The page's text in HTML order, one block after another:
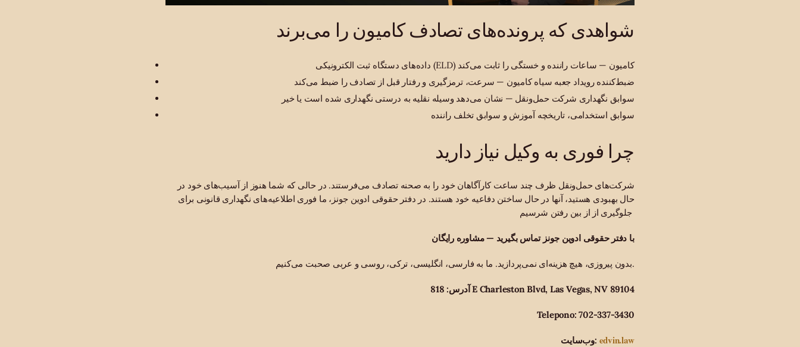
شواهدی که پرونده‌های تصادف کامیون را می‌برند
داده‌های دستگاه ثبت الکترونیکی (ELD) کامیون — ساعات راننده و خستگی را ثابت می‌کند
ضبط‌کننده رویداد جعبه سیاه کامیون — سرعت، ترمزگیری و رفتار قبل از تصادف را ضبط می‌کند
سوابق نگهداری شرکت حمل‌ونقل — نشان می‌دهد وسیله نقلیه به درستی نگهداری شده است یا خیر
سوابق استخدامی، تاریخچه آموزش و سوابق تخلف راننده
چرا فوری به وکیل نیاز دارید
شرکت‌های حمل‌ونقل ظرف چند ساعت کارآگاهان خود را به صحنه تصادف می‌فرستند. در حالی که شما هنوز از آسیب‌های خود در
حال بهبودی هستید، آنها در حال ساختن دفاعیه خود هستند. در دفتر حقوقی ادوین جونز، ما فوری اطلاعیه‌های نگهداری قانونی برای
با دفتر حقوقی ادوین جونز تماس بگیرید — مشاوره رایگان
بدون پیروزی، هیچ هزینه‌ای نمی‌پردازید. ما به فارسی، انگلیسی، ترکی، روسی و عربی صحبت می‌کنیم.
آدرس: 818 E Charleston Blvd, Las Vegas, NV 89104
Telepono: 702-337-3430
وب‌سایت: edvin.law